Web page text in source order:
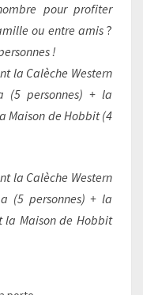
pour profiter
ou entre amis ?
!
la Calèche Western
(5 personnes) + la
Maison de Hobbit (4
la Calèche Western
(5 personnes)+ la
la Maison de Hobbit